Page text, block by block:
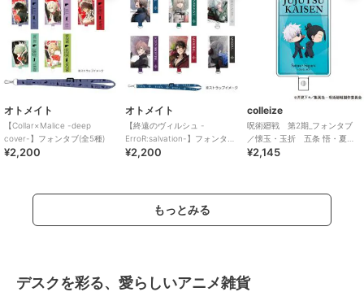
オトメイト
【Collar×Malice -deep
cover-】フォンタブ(全5種)
¥2,200
オトメイト
【終遠のヴィルシュ -
ErroR:salvation-】フォンタブ
(全6種)
¥2,200
colleize
呪術廻戦 第2期_フォンタブ
／懐玉・玉折 五条 悟・夏油
傑 B
¥2,145
もっとみる
デスクを彩る、愛らしいアニメ雑貨